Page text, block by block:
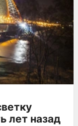
лет назад